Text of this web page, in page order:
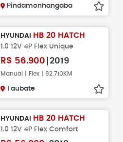
Pindamonhangaba
HYUNDAI HB 20 HATCH
1.0 12V 4P Flex Unique
R$ 56.900 2019
Manual | Flex | 92.710KM
Taubate
HYUNDAI HB 20 HATCH
1.0 12V 4P Flex Comfort